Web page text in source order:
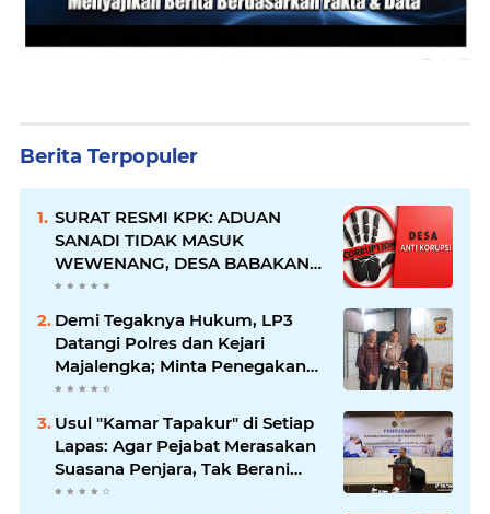
Berita Terpopuler
SURAT RESMI KPK: ADUAN
SANADI TIDAK MASUK
WEWENANG, DESA BABAKAN
JUSTRU DITETAPKAN DESA
ANTI KORUPSI OLEH
KEJAKSAAN
Demi Tegaknya Hukum, LP3
Datangi Polres dan Kejari
Majalengka; Minta Penegakan
Proporsional: Restoratif untuk
Lemah, Tegas untuk Narkoba &
Oknum
Usul "Kamar Tapakur" di Setiap
Lapas: Agar Pejabat Merasakan
Suasana Penjara, Tak Berani
Korupsi dan Menyalahgunakan